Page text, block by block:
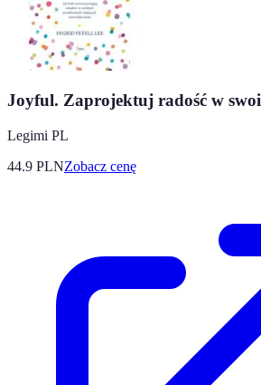
Joyful. Zaprojektuj radość w
Legimi PL
44.9 PLNZobacz cenę